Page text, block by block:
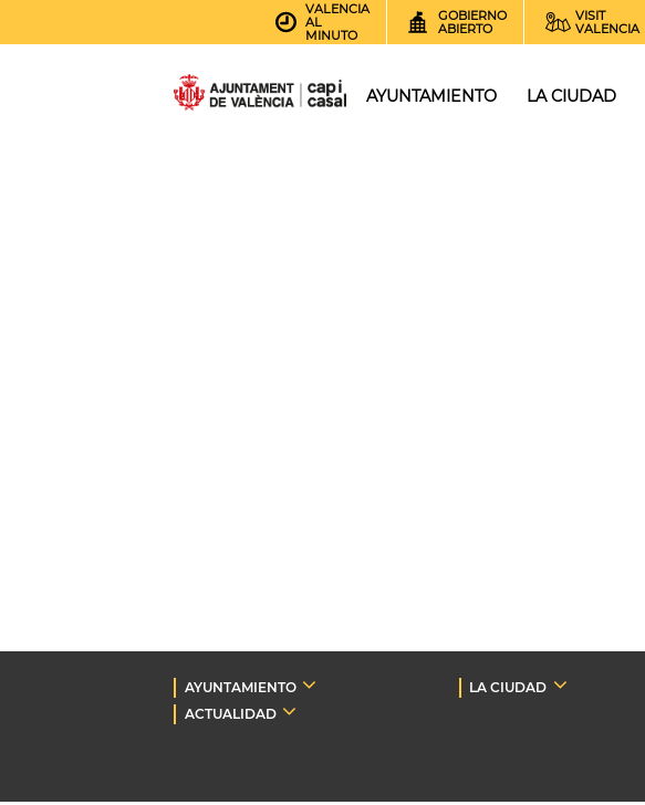
VALENCIA
AL
MINUTO
GOBIERNO
ABIERTO
VISIT
VALENCIA
AYUNTAMIENTO LA CIUDAD
AYUNTAMIENTO LA CIUDAD
ACTUALIDAD